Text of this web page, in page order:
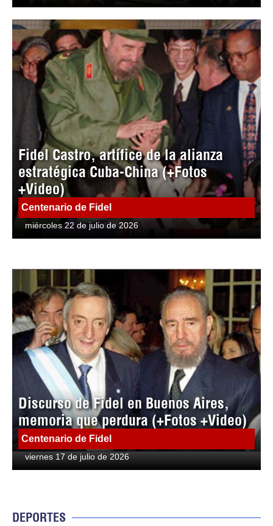
Fidel Castro, artífice de la alianza
estratégica Cuba-China (+Fotos
+Video)
Centenario de Fidel
miércoles 22 de julio de 2026
Discurso de Fidel en Buenos Aires,
memoria que perdura (+Fotos +Video)
Centenario de Fidel
viernes 17 de julio de 2026
DEPORTES